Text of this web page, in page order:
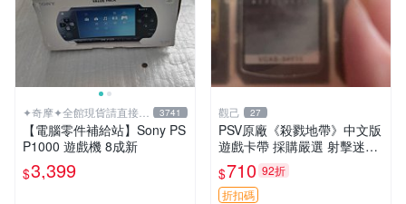
✦奇摩✦全館現貨請直接下
標
3741
【電腦零件補給站】Sony PS
P1000 遊戲機 8成新
$3,399
觀己 27
PSV原廠《殺戮地帶》中文版
遊戲卡帶 採購嚴選 射擊迷必
備 成色尚佳 插入即玩 殺戮地
帶 PSV 射擊 游戲
$710 92折
折扣碼